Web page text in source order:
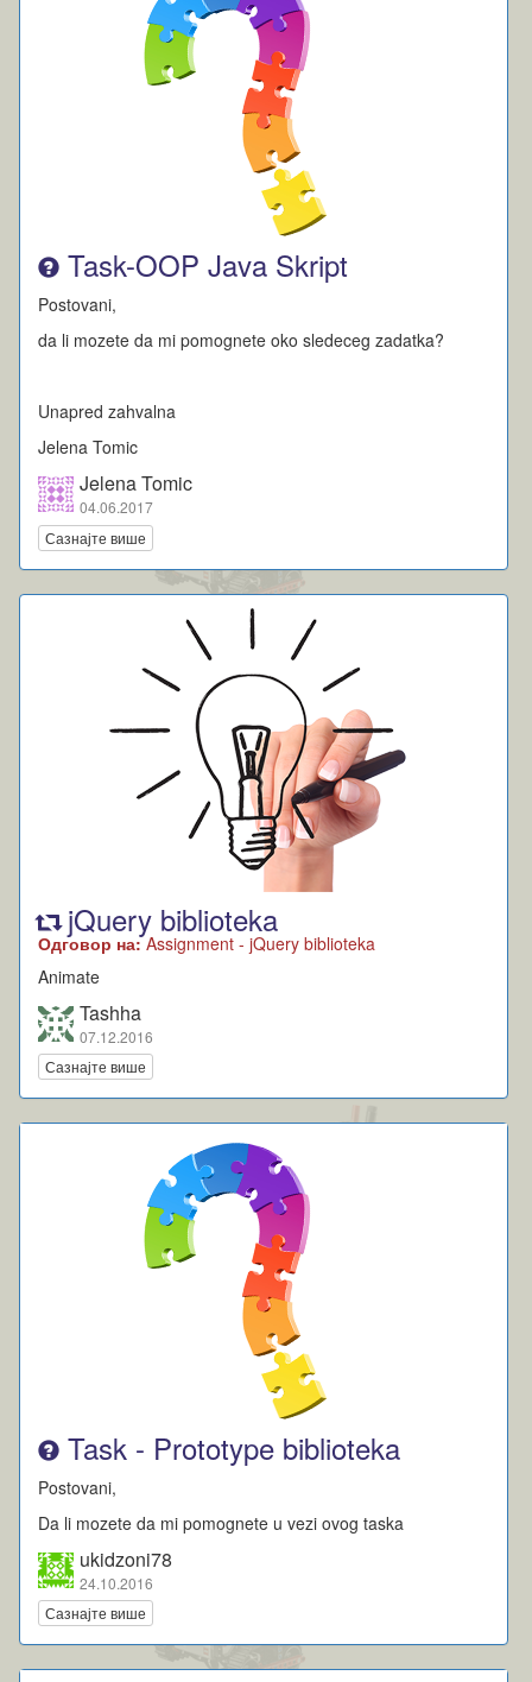
Task-OOP Java Skript
Postovani,
da li mozete da mi pomognete oko sledeceg zadatka?
Unapred zahvalna
Jelena Tomic
Jelena Tomic
04.06.2017
Сазнајте више
jQuery biblioteka
Одговор на:Assignment - jQuery biblioteka
Animate
Tashha
07.12.2016
Сазнајте више
Task - Prototype biblioteka
Postovani,
Da li mozete da mi pomognete u vezi ovog taska
ukidzoni78
24.10.2016
Сазнајте више